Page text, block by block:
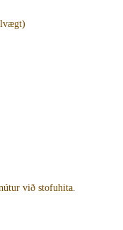
við stofuhita.